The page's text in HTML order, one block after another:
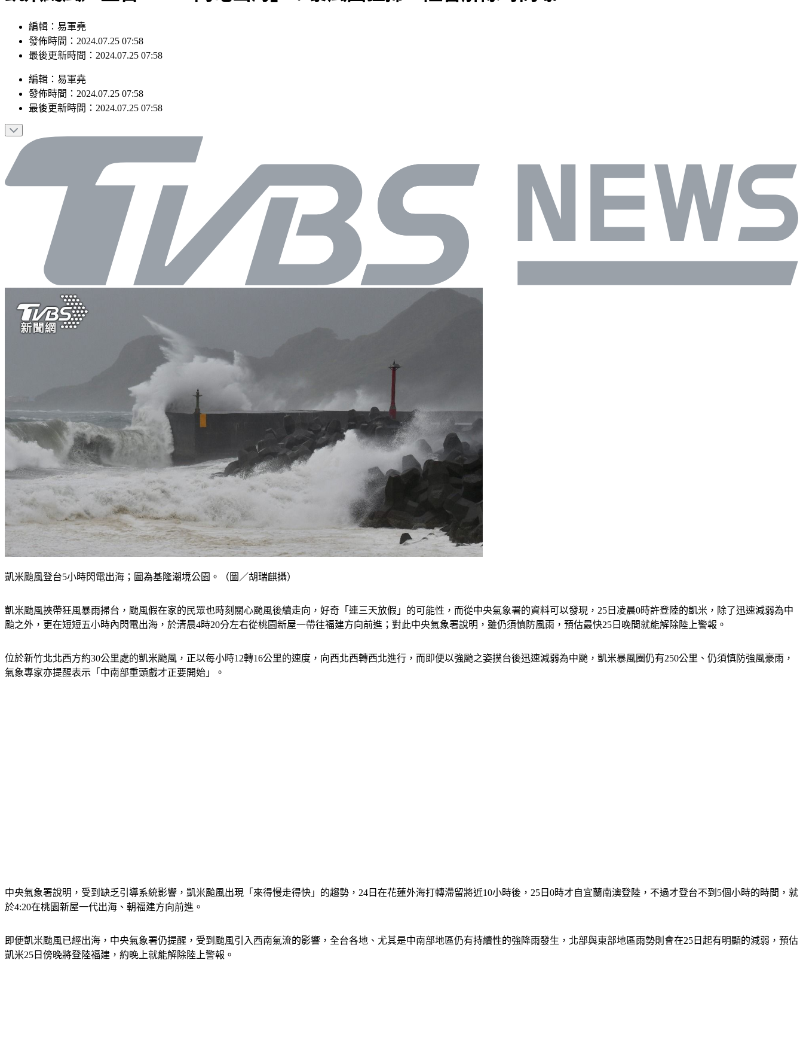
編輯：易軍堯
發佈時間：2024.07.25 07:58
最後更新時間：2024.07.25 07:58
編輯 ： 易軍堯
發佈時間： 2024.07.25 07:58
最後更新時間： 2024.07.25 07:58
凱米颱風登台5小時閃電出海；圖為基隆潮境公園。（圖／胡瑞麒攝）
凱米颱風挾帶狂風暴雨掃台，颱風假在家的民眾也時刻關心颱風後續走向，好奇「連三天放假」的可能性，而從中央氣象署的資料可以發現，25日凌晨0時許登陸的凱米，除了迅速減弱為中
颱之外，更在短短五小時內閃電出海，於清晨4時20分左右從桃園新屋一帶往福建方向前進；對此中央氣象署說明，雖仍須慎防風雨，預估最快25日晚間就能解除陸上警報。
位於新竹北北西方約30公里處的凱米颱風，正以每小時12轉16公里的速度，向西北西轉西北進行，而即便以強颱之姿撲台後迅速減弱為中颱，凱米暴風圈仍有250公里、仍須慎防強風豪雨，
氣象專家亦提醒表示「中南部重頭戲才正要開始」。
中央氣象署說明，受到缺乏引導系統影響，凱米颱風出現「來得慢走得快」的趨勢，24日在花蓮外海打轉滯留將近10小時後，25日0時才自宜蘭南澳登陸，不過才登台不到5個小時的時間，就
於4:20在桃園新屋一代出海、朝福建方向前進。
即便凱米颱風已經出海，中央氣象署仍提醒，受到颱風引入西南氣流的影響，全台各地、尤其是中南部地區仍有持續性的強降雨發生，北部與東部地區雨勢則會在25日起有明顯的減弱，預估
凱米25日傍晚將登陸福建，約晚上就能解除陸上警報。